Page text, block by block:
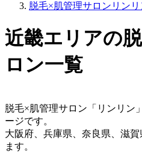
脱毛×肌管理サロンリン
近畿エリアの
ロン一覧
脱毛×肌管理サロン「リンリン
ージです。
大阪府、兵庫県、奈良県、滋
ます。